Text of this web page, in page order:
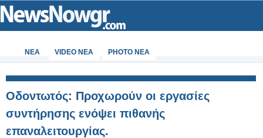
ΝΕΑ VIDEO NEA PHOTO NEA
Οδοντωτός: Προχωρούν οι εργασίες
συντήρησης ενόψει πιθανής
επαναλειτουργίας.